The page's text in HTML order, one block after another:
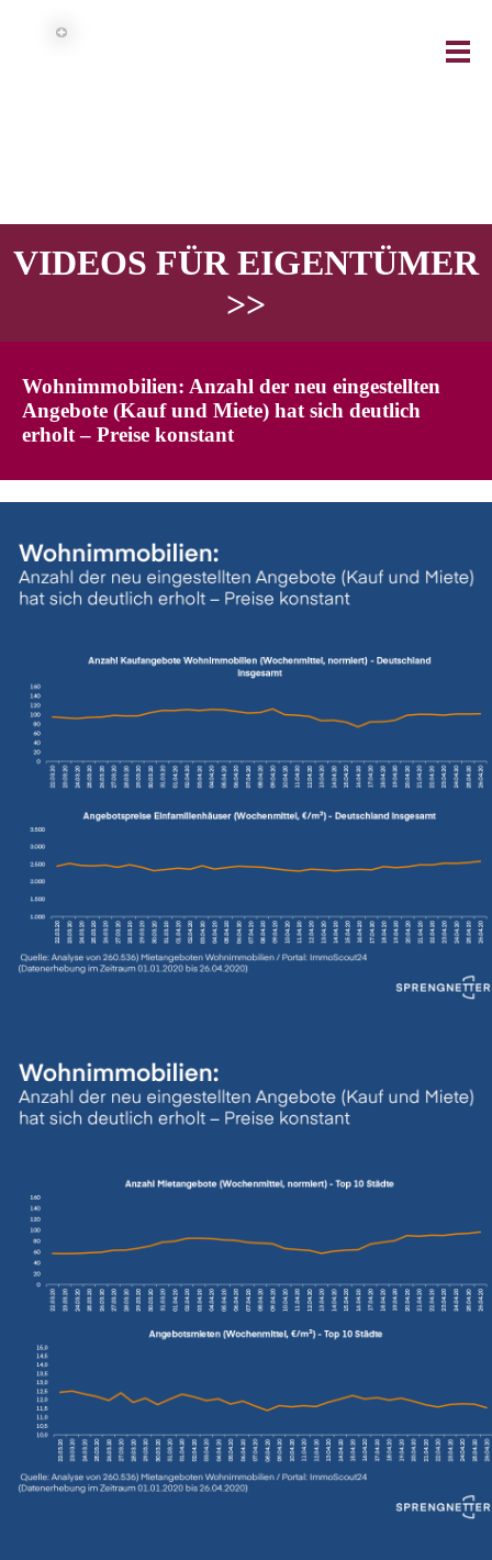
VIDEOS FÜR EIGENTÜMER
>>
Wohnimmobilien: Anzahl der neu eingestellten
Angebote (Kauf und Miete) hat sich deutlich
erholt – Preise konstant